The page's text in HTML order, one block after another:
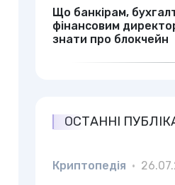
Що банкірам,
фінансовим
знати про блокчейн
ОСТАННІ
Криптопедія •